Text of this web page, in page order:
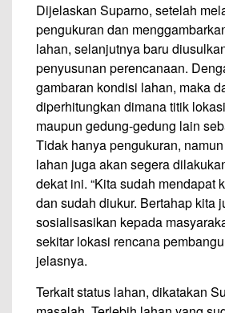
Dijelaskan Suparno, setelah
pengukuran dan
lahan, selanjutnya baru
penyusunan perencanaan.
gambaran kondisi lahan, maka
diperhitungkan dimana titik
maupun gedung-gedung lain
Tidak hanya pengukuran,
lahan juga akan segera
dekat ini. “Kita sudah mendapat
dan sudah diukur. Bertahap kita
sosialisasikan kepada
sekitar lokasi rencana
jelasnya.
Terkait status lahan, dikatakan